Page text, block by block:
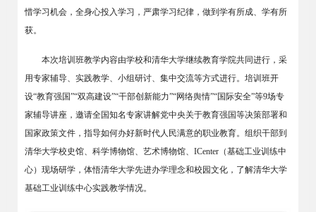
惜学习机会，全身心投入学习，严肃学习纪律，做到学有所成、学有所
获。
本次培训班教学内容由学校和清华大学继续教育学院共同进行，采
用专家辅导、实践教学、小组研讨、集中交流等方式进行。培训班开
设“教育强国”“双高建设”“干部创新能力”“网络舆情”“国际安全”等9场专
家辅导讲座，邀请全国知名专家讲解党中央关于教育强国等决策部署和
国家政策文件，指导如何办好新时代人民满意的职业教育。组织干部到
清华大学校史馆、科学博物馆、艺术博物馆、ICenter（基础工业训练中
心）现场研学，体悟清华大学先进办学理念和校园文化，了解清华大学
基础工业训练中心实践教学情况。